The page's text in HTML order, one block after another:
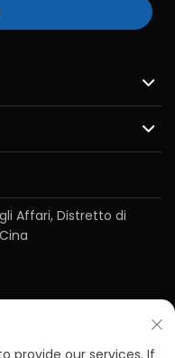
Affari, Distretto di
provide our services. If